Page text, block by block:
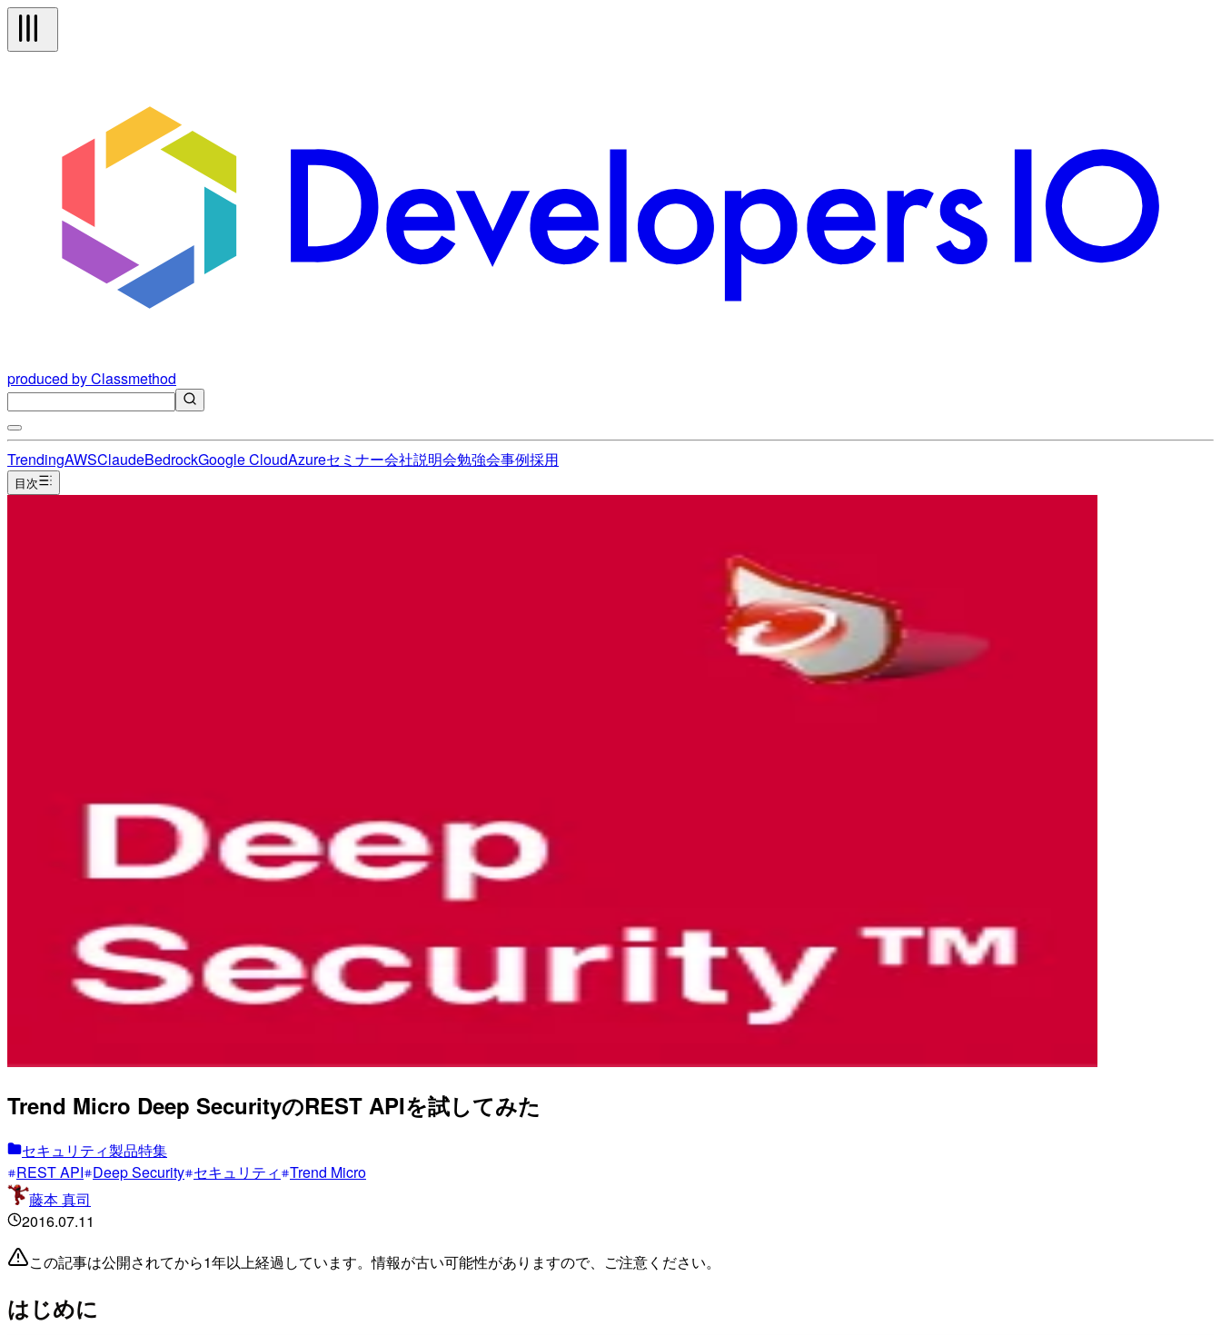
produced by Classmethod
TrendingAWSClaudeBedrockGoogle CloudAzureセミナー会社説明会勉強会事例採用
目次
Trend Micro Deep SecurityのREST APIを試してみた
セキュリティ製品特集
REST API Deep Security セキュリティ Trend Micro
藤本 真司
2016.07.11
この記事は公開されてから1年以上経過しています。情報が古い可能性がありますので、ご注意ください。
はじめに